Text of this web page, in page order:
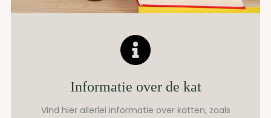
Informatie over de kat
Vind hier allerlei informatie over katten, zoals